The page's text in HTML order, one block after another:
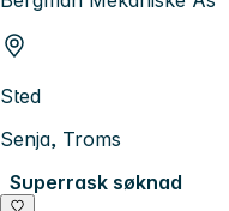
Sted
Senja, Troms
Superrask søknad